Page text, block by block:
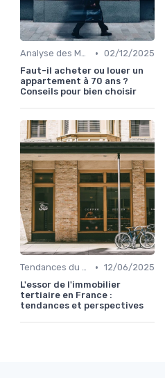
Analyse des Marchés Locaux et Globaux • 02/12/2025
Faut-il acheter ou louer un
appartement à 70 ans ?
Conseils pour bien choisir
Tendances du Marché Immobilier Commercial • 12/06/2025
L'essor de l'immobilier
tertiaire en France :
tendances et perspectives